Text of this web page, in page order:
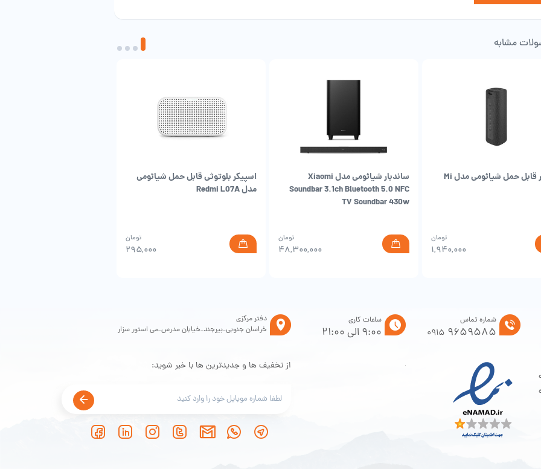
مشابه
اسپیکر قابل حمل شیائومی مدل Mi
۱,۹۴۰,۰۰۰
تومان
ساندبار شیائومی مدل Xiaomi
Soundbar 3.1ch Bluetooth 5.0 NFC
TV Soundbar 430w
۴۸,۳۰۰,۰۰۰
تومان
اسپیکر بلوتوثی قابل حمل شیائومی
مدل Redmi L07A
۲۹۵,۰۰۰
تومان
شماره تماس
0915 9659585
ساعات کاری
9:00 الی 21:00
دفتر مرکزی
خراسان جنوبی_بیرجند_خیابان مدرس_می استور سزار
از تخفیف ها و جدیدترین ها با خبر شوید: